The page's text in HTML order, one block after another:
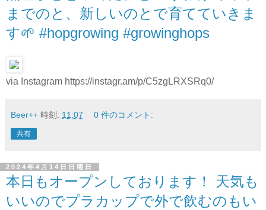
までのと、新しいのとで育てていきま
す🌱 #hopgrowing #growinghops
via Instagram https://instagr.am/p/C5zgLRXSRq0/
Beer++ 時刻: 11:07 0 件のコメント:
共有
2024年4月14日日曜日
本日もオープンしております！ 天気も
いいのでプラカップで外で飲むのもい